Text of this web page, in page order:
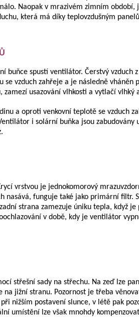
Naopak v mrazivém zimním
která má díky teplovzdušným
buňce spustí ventilátor. Čerstvý vzduch
vzduch zahřeje a je následně vháněn
usazování vlhkosti a vytlačí vlhký
a oproti venkovní teplotě se vzduch
i solární buňka jsou
vrstvou je jednokomorový
nasává, funguje také jako primární filtr.
strana zamezuje úniku tepla, když
v době, kdy je ventilátor
střešní sady na střechu. Na zeď lze
jižní stranu. Pozornost je třeba
nižším postavení slunce, v létě pak
umístění lze však mnohdy